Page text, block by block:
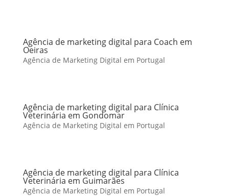
Agência de marketing digital para Coach em
Oeiras
Agência de Marketing Digital em Portugal
Agência de marketing digital para Clínica
Veterinária em Gondomar
Agência de Marketing Digital em Portugal
Agência de marketing digital para Clínica
Veterinária em Guimarães
Agência de Marketing Digital em Portugal